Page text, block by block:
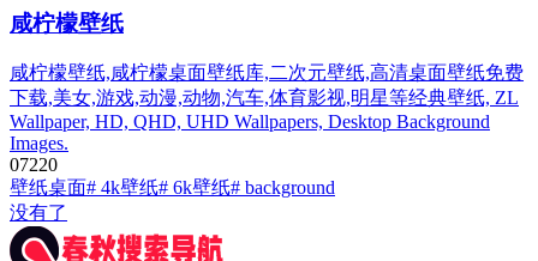
咸柠檬壁纸
咸柠檬壁纸,咸柠檬桌面壁纸库,二次元壁纸,高清桌面壁纸免费
下载,美女,游戏,动漫,动物,汽车,体育影视,明星等经典壁纸, ZL
Wallpaper, HD, QHD, UHD Wallpapers, Desktop Background
Images.
07220
壁纸桌面# 4k壁纸# 6k壁纸# background
没有了